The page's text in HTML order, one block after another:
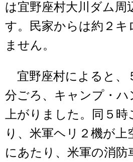
は宜野座村大川ダム周
す。民家からは約２キ
ません。
宜野座村によると、
分ごろ、キャンプ・
上がりました。同５
り、米軍ヘリ２機が上
にあたり、米軍の消防